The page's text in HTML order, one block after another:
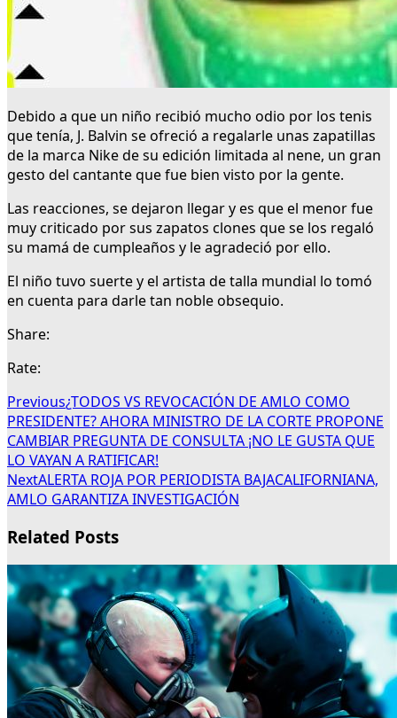
Debido a que un niño recibió mucho odio por los tenis
que tenía, J. Balvin se ofreció a regalarle unas zapatillas
de la marca Nike de su edición limitada al nene, un gran
gesto del cantante que fue bien visto por la gente.
Las reacciones, se dejaron llegar y es que el menor fue
muy criticado por sus zapatos clones que se los regaló
su mamá de cumpleaños y le agradeció por ello.
El niño tuvo suerte y el artista de talla mundial lo tomó
en cuenta para darle tan noble obsequio.
Share:
Rate:
Previous¿TODOS VS REVOCACIÓN DE AMLO COMO
PRESIDENTE? AHORA MINISTRO DE LA CORTE PROPONE
CAMBIAR PREGUNTA DE CONSULTA ¡NO LE GUSTA QUE
LO VAYAN A RATIFICAR!
NextALERTA ROJA POR PERIODISTA BAJACALIFORNIANA,
AMLO GARANTIZA INVESTIGACIÓN
Related Posts